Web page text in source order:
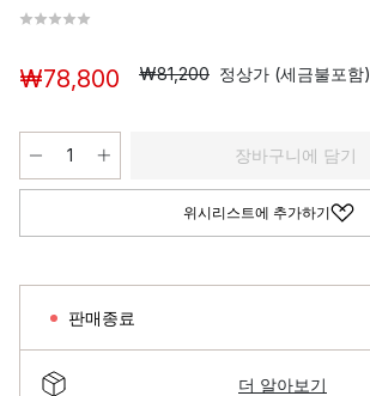
₩78,800 ₩81,200 정상가 (세금불포함)
장바구니에 담기
위시리스트에 추가하기
판매종료
더 알아보기